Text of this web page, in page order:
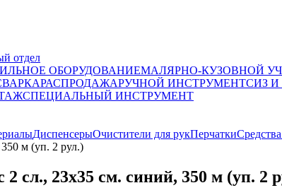
отдел
ОБОРУДОВАНИЕМАЛЯРНО-КУЗОВНОЙ
РАСПРОДАЖАРУЧНОЙ ИНСТРУМЕНТСИЗ И
СПЕЦИАЛЬНЫЙ ИНСТРУМЕНТ
ДиспенсерыОчистители для рукПерчатки
м (уп. 2 рул.)
сл., 23х35 см. синий, 350 м (уп. 2